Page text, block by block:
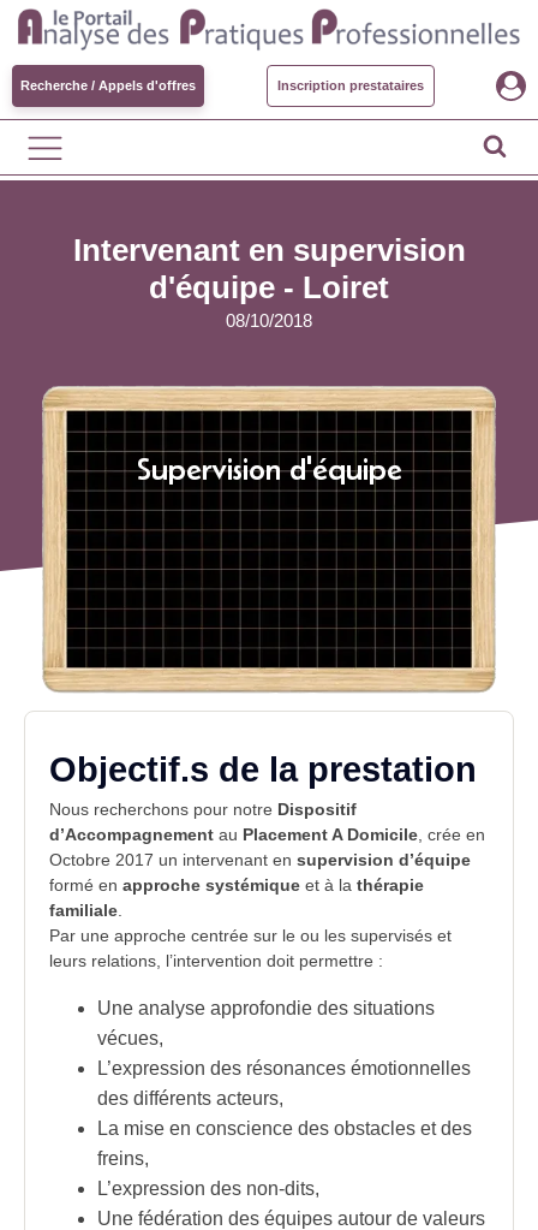
Recherche / Appels d'offres Inscription prestataires
Intervenant en supervision
d'équipe - Loiret
08/10/2018
Supervision d'équipe
Objectif.s de la prestation
Nous recherchons pour notre Dispositif
d’Accompagnement au Placement A Domicile , crée en
Octobre 2017 un intervenant en supervision d’équipe
formé en approche systémique et à la thérapie
familiale
Par une approche centrée sur le ou les supervisés et
leurs relations, l’intervention doit permettre :
Une analyse approfondie des situations
vécues,
L’expression des résonances émotionnelles
des différents acteurs,
La mise en conscience des obstacles et des
freins,
L’expression des non-dits,
Une fédération des équipes autour de valeurs